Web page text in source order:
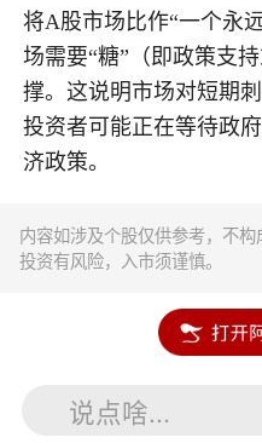
将A股市场比作“一个永
场需要“糖”（即政策支
撑。这说明市场对短期
投资者可能正在等待政
济政策。
内容如涉及个股仅供参考，不构
投资有风险，入市须谨慎。
说点啥...